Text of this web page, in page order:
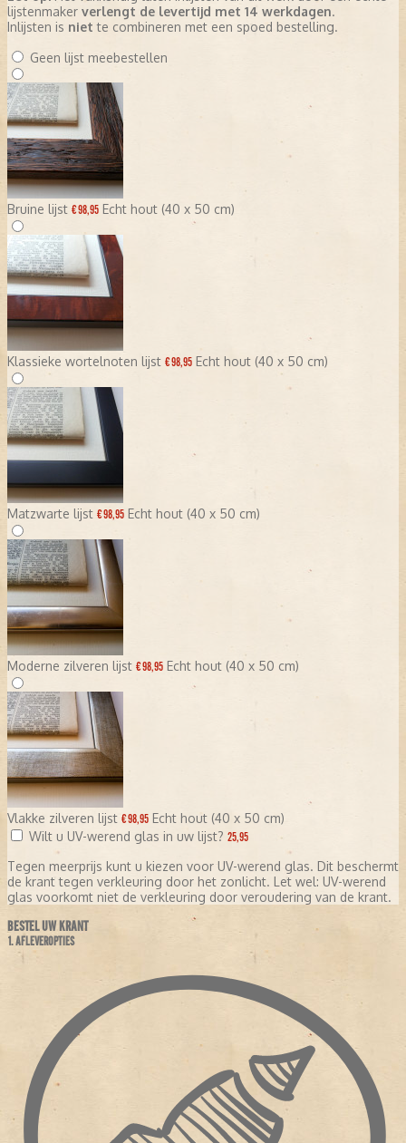
lijstenmaker verlengt de levertijd met 14 werkdagen.
Inlijsten is niet te combineren met een spoed bestelling.
Geen lijst meebestellen
Bruine lijst € 98,95 Echt hout (40 x 50 cm)
Klassieke wortelnoten lijst € 98,95 Echt hout (40 x 50 cm)
Matzwarte lijst € 98,95 Echt hout (40 x 50 cm)
Moderne zilveren lijst € 98,95 Echt hout (40 x 50 cm)
Vlakke zilveren lijst € 98,95 Echt hout (40 x 50 cm)
Wilt u UV-werend glas in uw lijst? 25,95
Tegen meerprijs kunt u kiezen voor UV-werend glas. Dit beschermt
de krant tegen verkleuring door het zonlicht. Let wel: UV-werend
glas voorkomt niet de verkleuring door veroudering van de krant.
BESTEL UW KRANT
1. AFLEVEROPTIES